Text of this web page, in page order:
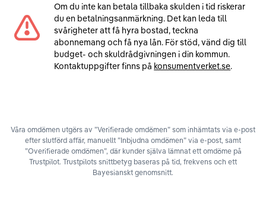
Om du inte kan betala tillbaka skulden i tid riskerar
du en betalningsanmärkning. Det kan leda till
svårigheter att få hyra bostad, teckna
abonnemang och få nya lån. För stöd, vänd dig till
budget- och skuldrådgivningen i din kommun.
Kontaktuppgifter finns på konsumentverket.se.
Våra omdömen utgörs av ”Verifierade omdömen” som inhämtats via e-post
efter slutförd affär, manuellt ”Inbjudna omdömen” via e-post, samt
”Overifierade omdömen”, där kunder själva lämnat ett omdöme på
Trustpilot. Trustpilots snittbetyg baseras på tid, frekvens och ett
Bayesianskt genomsnitt.